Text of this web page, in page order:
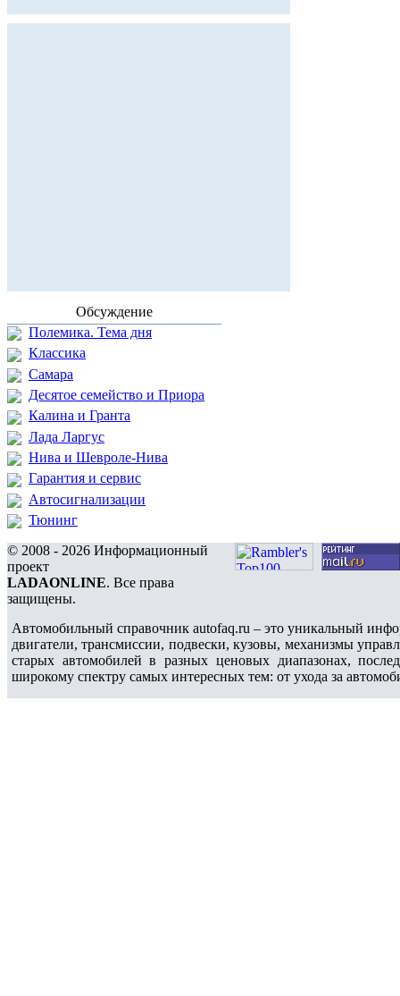
Обсуждение
Полемика. Тема дня
Классика
Самара
Десятое семейство и Приора
Калина и Гранта
Лада Ларгус
Нива и Шевроле-Нива
Гарантия и сервис
Автосигнализации
Тюнинг
© 2008 - 2026 Информационный
проект
LADAONLINE. Все права
защищены.
Автомобильный справочник autofaq.ru – это уникальный
двигатели, трансмиссии, подвески, кузовы, механизмы
старых автомобилей в разных ценовых диапазонах,
широкому спектру самых интересных тем: от ухода за